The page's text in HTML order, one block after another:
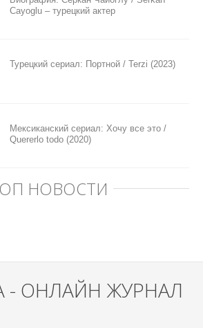
Cayoglu – турецкий актер
Турецкий сериал: Портной / Terzi (2023)
Мексиканский сериал: Хочу все это /
Quererlo todo (2020)
НОВОСТИ
- ОНЛАЙН ЖУРНАЛ